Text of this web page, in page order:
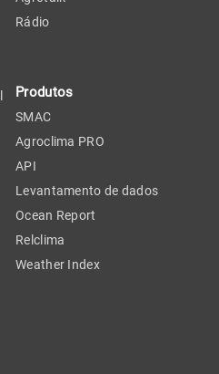
Rádio
Produtos
SMAC
Agroclima PRO
API
Levantamento de dados
Ocean Report
Relclima
Weather Index